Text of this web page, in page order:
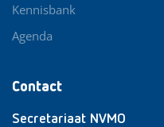
Contact
Secretariaat NVMO
Kennisbank
Agenda